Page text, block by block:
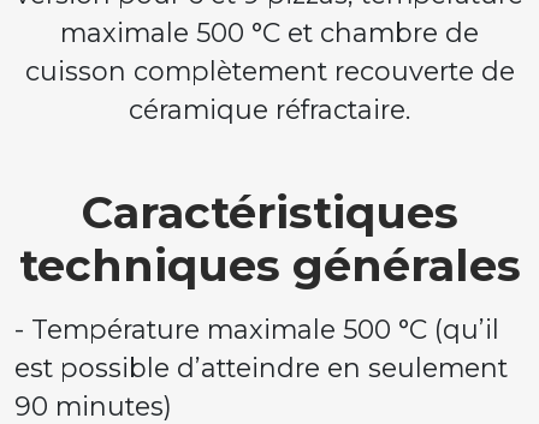
maximale 500 °C et chambre de
cuisson complètement recouverte de
céramique réfractaire.
Caractéristiques
techniques générales
- Température maximale 500 °C (qu’il
est possible d’atteindre en seulement
90 minutes)